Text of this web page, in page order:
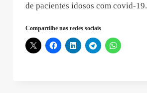
de pacientes idosos com covid-19.
Compartilhe nas redes sociais